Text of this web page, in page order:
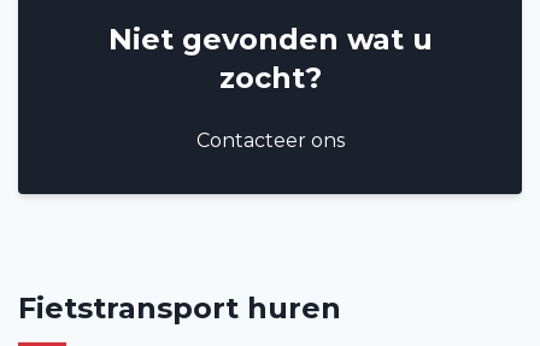
Niet gevonden wat u
zocht?
Contacteer ons
Fietstransport huren